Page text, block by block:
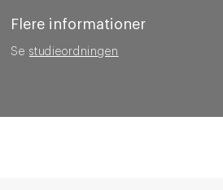
Flere informationer
Se studieordningen